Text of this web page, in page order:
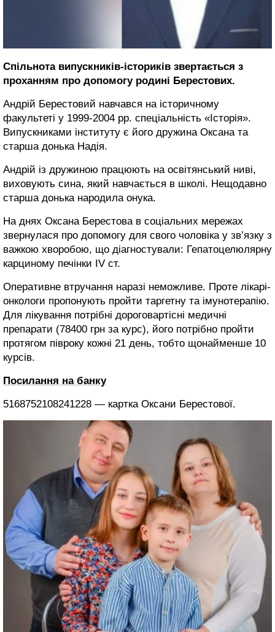
Спільнота випускників-істориків звертається з
проханням про допомогу родині Берестових.
Андрій Берестовий навчався на історичному
факультеті у 1999-2004 рр. спеціальність «Історія».
Випускниками інституту є його дружина Оксана та
старша донька Надія.
Андрій із дружиною працюють на освітянський ниві,
виховують сина, який навчається в школі. Нещодавно
старша донька народила онука.
На днях Оксана Берестова в соціальних мережах
звернулася про допомогу для свого чоловіка у зв’язку з
важкою хворобою, що діагностували: Гепатоцелюлярну
карциному печінки IV ст.
Оперативне втручання наразі неможливе. Проте лікарі-
онкологи пропонують пройти таргетну та імунотерапію.
Для лікування потрібні дороговартісні медичні
препарати (78400 грн за курс), його потрібно пройти
протягом півроку кожні 21 день, тобто щонайменше 10
курсів.
Посилання на банку
5168752108241228 — картка Оксани Берестової.